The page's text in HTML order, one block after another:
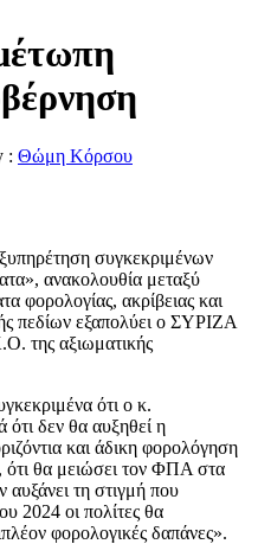
: Θώμη Κόρσου
συγκεκριμένων
ανακολουθία μεταξύ
φορολογίας, ακρίβειας και
πεδίων εξαπολύει ο ΣΥΡΙΖΑ
της αξιωματικής
ότι ο κ.
δεν θα αυξηθεί η
και άδικη φορολόγηση
ότι θα μειώσει τον ΦΠΑ στα
τη στιγμή που
2024 οι πολίτες θα
φορολογικές δαπάνες».